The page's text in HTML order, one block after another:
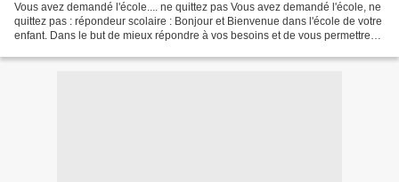
Vous avez demandé l'école.... ne quittez pas Vous avez demandé l'école, ne
quittez pas : répondeur scolaire : Bonjour et Bienvenue dans l'école de votre
enfant. Dans le but de mieux répondre à vos besoins et de vous permettre